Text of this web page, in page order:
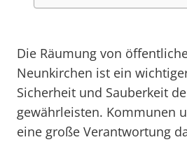
Die Räumung von
Neunkirchen ist ein
Sicherheit und Sauberkeit
gewährleisten. Kommunen
eine große Verantwortung